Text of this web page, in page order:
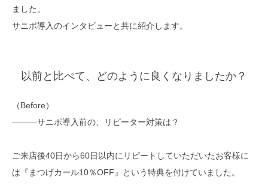
ました。
サニポ導入のインタビューと共に紹介します。
以前と比べて、どのように良くなりましたか？
（Before）
―――サニポ導入前の、リピーター対策は？
ご来店後40日から60日以内にリピートしていただいたお客様に
は『まつげカール10％OFF』という特典を付けていました。